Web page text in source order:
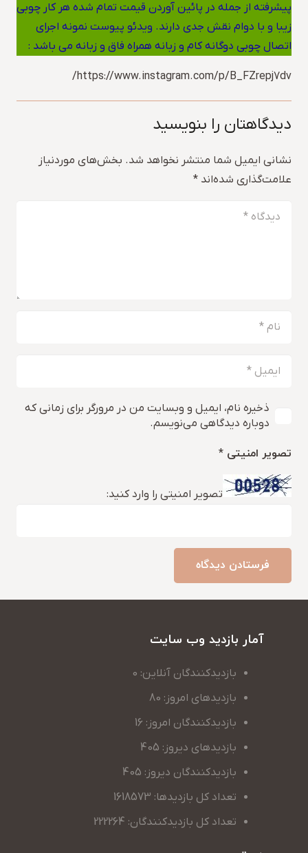
پیشرفته از جمله در پائین آوردن قیمت تمام شده هر کار چوبی
زیبا و با دوام نقش جدی دارند. ویدئو پیوست نمونه اجرای
اتصال چوبی دوگانه کام و زبانه همراه فاق و زبانه می باشد :
https://www.instagram.com/p/B_FZrepj7dv/
دیدگاهتان را بنویسید
نشانی ایمیل شما منتشر نخواهد شد. بخش‌های موردنیاز
علامت‌گذاری شده‌اند *
ذخیره نام، ایمیل و وبسایت من در مرورگر برای زمانی که
دوباره دیدگاهی می‌نویسم.
تصویر امنیتی *
تصویر امنیتی را وارد کنید:
فرستادن دیدگاه
آمار بازدید وب سایت
بازدیدکنندگان آنلاین: 0
بازدیدهای امروز: 80
بازدیدکنندگان امروز: 16
بازدیدهای دیروز: 405
بازدیدکنندگان دیروز: 405
تعداد کل بازدیدها: 1618573
تعداد کل بازدیدکنندگان: 222264